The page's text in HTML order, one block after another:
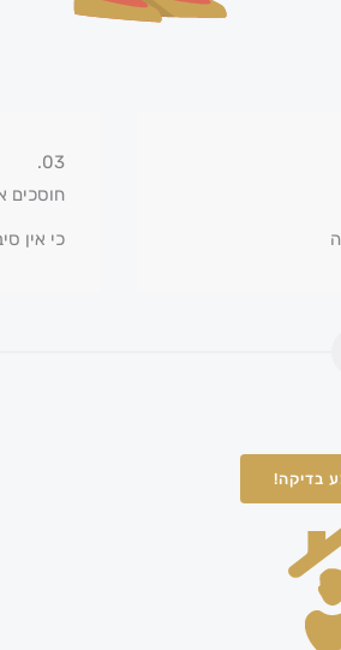
03.
חוסכים
כי אין
בדיקה!